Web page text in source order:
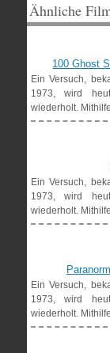
Ähnliche
100 Ghost
Ein Versuch,
1973, wird
wiederholt.
Ein Versuch,
1973, wird
wiederholt.
Ein Versuch,
1973, wird
wiederholt.